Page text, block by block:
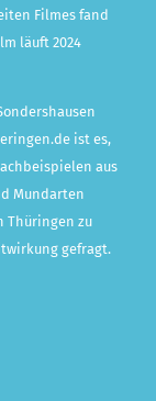
Filmes fand
läuft 2024
ist es,
aus
Mundarten
Thüringen zu
gefragt.